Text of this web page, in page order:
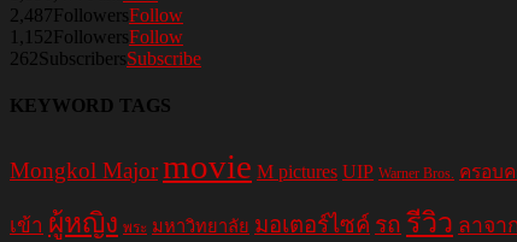
2,487FollowersFollow
1,152FollowersFollow
262SubscribersSubscribe
KEYWORD TAGS
Mongkol Majormovie M pictures UIP Warner Bros. ครอบ
เข้า ผู้หญิง พระ มหาวิทยาลัย มอเตอร์ไซค์ รถ รีวิว ลาจา